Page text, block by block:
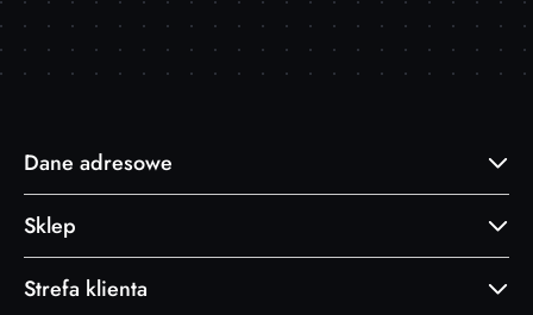
Dane adresowe
Sklep
Strefa klienta